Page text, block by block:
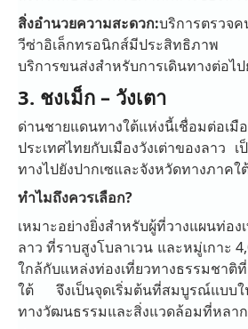
สิ่งอำนวยความสะดวก:บริการตรวจค
วีซ่าอิเล็กทรอนิกส์มีประสิทธิภา
บริการขนส่งสำหรับการเดินทางต่อไ
3. ชงเม็ก – วังเตา
ด่านชายแดนทางใต้แห่งนี้เชื่อมต่อเมื
ประเทศไทยกับเมืองวังเต่าของลาว
ทางไปยังปากเซและจังหวัดทางภาคใ
ทำไมถึงควรเลือก?
เหมาะอย่างยิ่งสำหรับผู้ที่วางแผนท่อง
ลาว ที่ราบสูงโบลาเวน และหมู่เกาะ
ใกล้กับแหล่งท่องเที่ยวทางธรรมชาติ
ใต้ จึงเป็นจุดเริ่มต้นที่สมบูรณ์แบบใ
ทางวัฒนธรรมและสิ่งแวดล้อมที่หลา